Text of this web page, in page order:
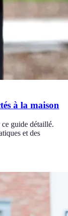
à la maison
ce guide détaillé.
et des